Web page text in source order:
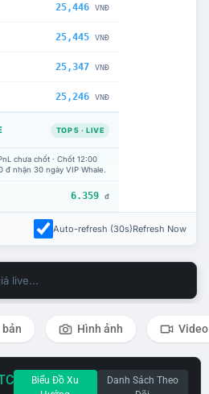
25,446 VNĐ
25,445 VNĐ
25,347 VNĐ
25,246 VNĐ
TOP 5 · LIVE
chưa chốt · Chốt 12:00
đ nhận 30 ngày VIP Whale.
6.359 đ
Auto-refresh (30s)Refresh Now
live...
bản Hình ảnh Video
Biểu Đồ Xu
Danh Sách Theo